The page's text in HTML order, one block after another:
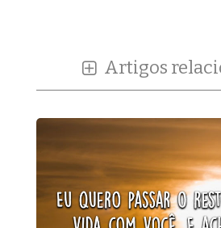
Artigos